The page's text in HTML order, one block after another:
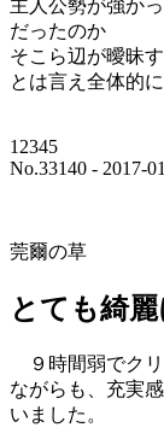
主人公勢が強か
だったのか
そこら辺が曖昧
とは言え全体的
12345
No.33140 - 2017-
莞爾の草
とても綺
９時間弱でクリ
ながらも、充実
いました。